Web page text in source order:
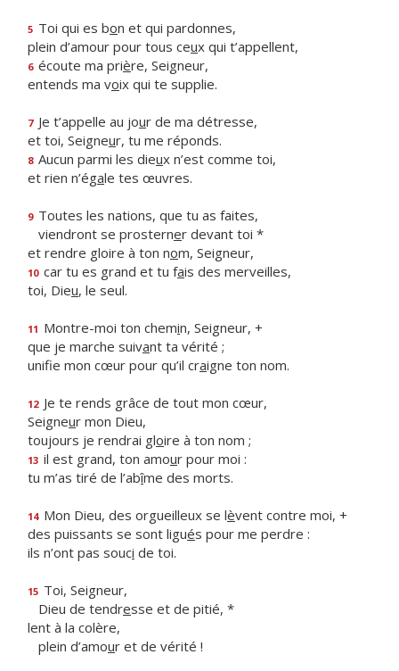
5 Toi qui es bon et qui pardonnes,
plein d’amour pour tous ceux qui t’appellent,
6 écoute ma prière, Seigneur,
entends ma voix qui te supplie.
7 Je t’appelle au jour de ma détresse,
et toi, Seigneur, tu me réponds.
8 Aucun parmi les dieux n’est comme toi,
et rien n’égale tes œuvres.
9 Toutes les nations, que tu as faites,
viendront se prosterner devant toi *
et rendre gloire à ton nom, Seigneur,
10 car tu es grand et tu fais des merveilles,
toi, Dieu, le seul.
11 Montre-moi ton chemin, Seigneur, +
que je marche suivant ta vérité ;
unifie mon cœur pour qu’il craigne ton nom.
12 Je te rends grâce de tout mon cœur,
Seigneur mon Dieu,
toujours je rendrai gloire à ton nom ;
13 il est grand, ton amour pour moi :
tu m’as tiré de l’abîme des morts.
14 Mon Dieu, des orgueilleux se lèvent contre moi, +
des puissants se sont ligués pour me perdre :
ils n’ont pas souci de toi.
15 Toi, Seigneur,
Dieu de tendresse et de pitié, *
lent à la colère,
plein d’amour et de vérité !